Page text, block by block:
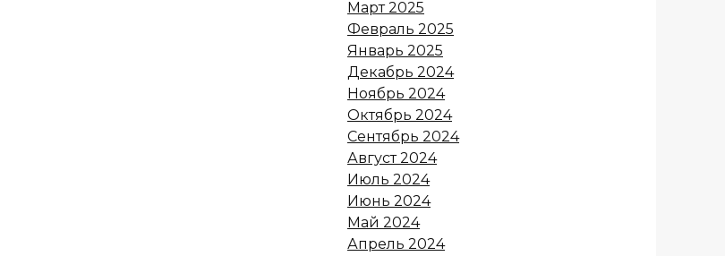
Март 2025
Февраль 2025
Январь 2025
Декабрь 2024
Ноябрь 2024
Октябрь 2024
Сентябрь 2024
Август 2024
Июль 2024
Июнь 2024
Май 2024
Апрель 2024